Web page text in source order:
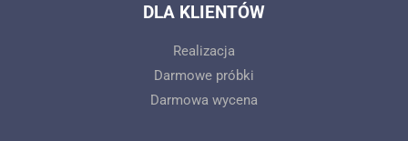
DLA KLIENTÓW
Realizacja
Darmowe próbki
Darmowa wycena